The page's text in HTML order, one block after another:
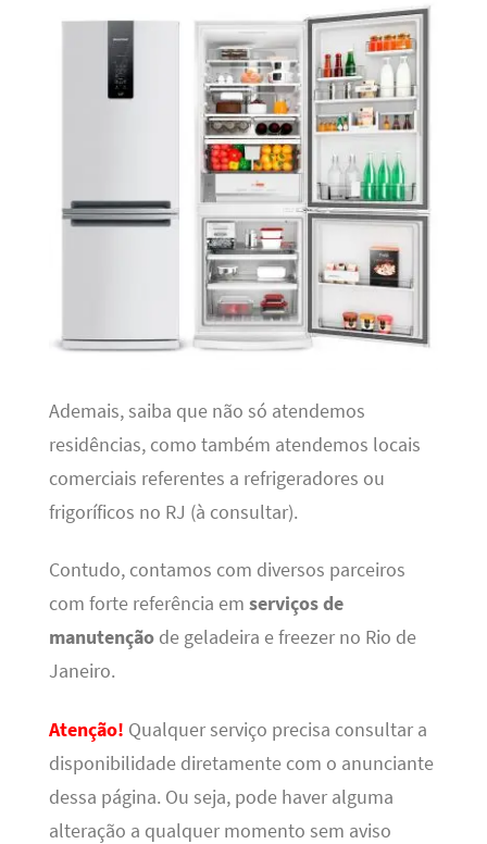
Ademais, saiba que não só atendemos
residências, como também atendemos locais
comerciais referentes a refrigeradores ou
frigoríficos no RJ (à consultar).
Contudo, contamos com diversos parceiros
com forte referência em serviços de
manutençãode geladeira e freezer no Rio de
Janeiro.
Atenção! Qualquer serviço precisa consultar a
disponibilidade diretamente com o anunciante
dessa página. Ou seja, pode haver alguma
alteração a qualquer momento sem aviso